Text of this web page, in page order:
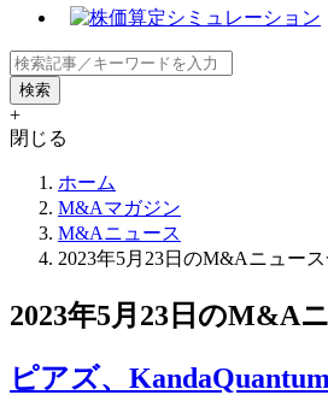
+
閉じる
ホーム
M&Aマガジン
M&Aニュース
2023年5月23日のM&Aニュー
2023年5月23日のM&A
ピアズ、